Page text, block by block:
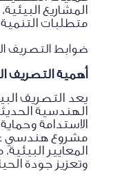
المشاريع
متطلبات
ضوابط التصريف
أهمية التصريف
يعد التصريف
الهندسية
الاستدامة
مشروع هندسي
المعايير
وتعزيز جودة